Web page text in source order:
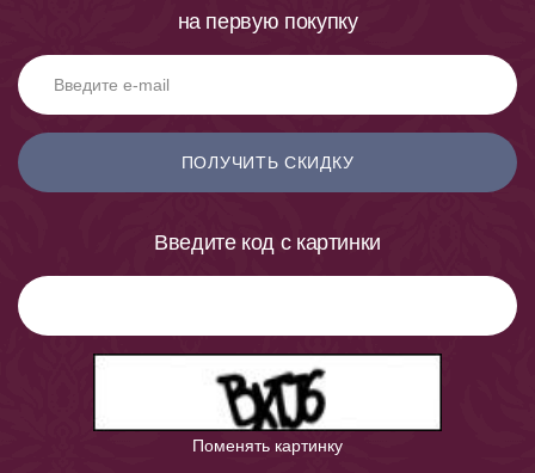
на первую покупку
ПОЛУЧИТЬ СКИДКУ
Введите код с картинки
Поменять картинку